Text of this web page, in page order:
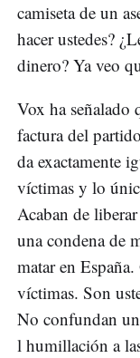
camiseta de un
hacer ustedes?
dinero? Ya veo
Vox ha señalado
factura del
da exactamente
víctimas y lo
Acaban de
una condena de
matar en
víctimas. Son
No confundan
l humillación a